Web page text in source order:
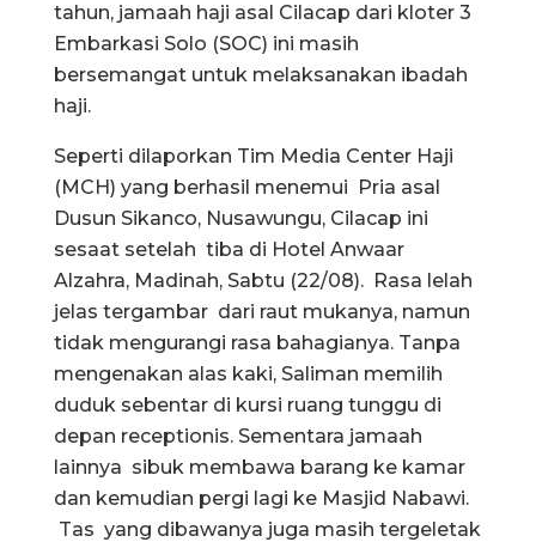
tahun, jamaah haji asal Cilacap dari kloter 3
Embarkasi Solo (SOC) ini masih
bersemangat untuk melaksanakan ibadah
haji.
Seperti dilaporkan Tim Media Center Haji
(MCH) yang berhasil menemui Pria asal
Dusun Sikanco, Nusawungu, Cilacap ini
sesaat setelah tiba di Hotel Anwaar
Alzahra, Madinah, Sabtu (22/08). Rasa lelah
jelas tergambar dari raut mukanya, namun
tidak mengurangi rasa bahagianya. Tanpa
mengenakan alas kaki, Saliman memilih
duduk sebentar di kursi ruang tunggu di
depan receptionis. Sementara jamaah
lainnya sibuk membawa barang ke kamar
dan kemudian pergi lagi ke Masjid Nabawi.
Tas yang dibawanya juga masih tergeletak